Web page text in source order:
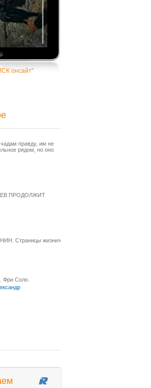
онсайт"
правду, им не
рядом, но оно
ПРОДОЛЖИТ
Страницы жизни»
Фри Соло.